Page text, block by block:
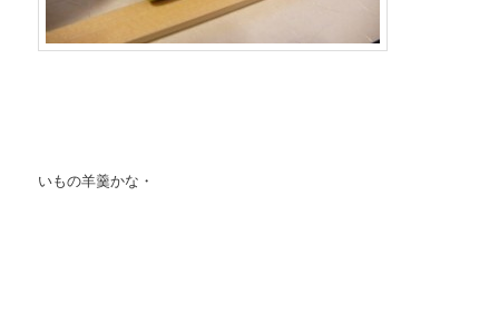
いもの羊羹かな・